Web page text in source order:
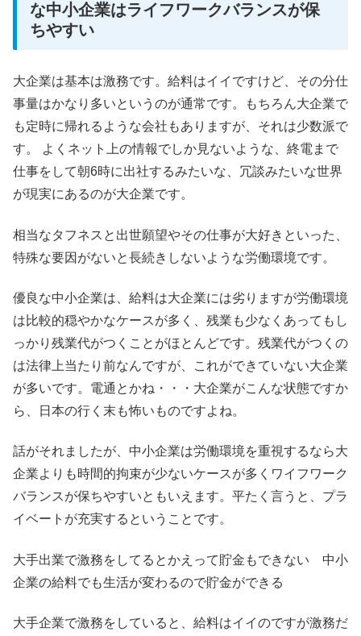
な中小企業はライフワークバランスが保
ちやすい
大企業は基本は激務です。給料はイイですけど、その分仕
事量はかなり多いというのが通常です。もちろん大企業で
も定時に帰れるような会社もありますが、それは少数派で
す。 よくネット上の情報でしか見ないような、終電まで
仕事をして朝6時に出社するみたいな、冗談みたいな世界
が現実にあるのが大企業です。
相当なタフネスと出世願望やその仕事が大好きといった、
特殊な要因がないと長続きしないような労働環境です。
優良な中小企業は、給料は大企業には劣りますが労働環境
は比較的穏やかなケースが多く、残業も少なくあってもし
っかり残業代がつくことがほとんどです。残業代がつくの
は法律上当たり前なんですが、これができていない大企業
が多いです。電通とかね・・・大企業がこんな状態ですか
ら、日本の行く末も怖いものですよね。
話がそれましたが、中小企業は労働環境を重視するなら大
企業よりも時間的拘束が少ないケースが多くワイフワーク
バランスが保ちやすいともいえます。平たく言うと、プラ
イベートが充実するということです。
大手出業で激務をしてるとかえって貯金もできない 中小
企業の給料でも生活が変わるので貯金ができる
大手企業で激務をしていると、給料はイイのですが激務だ